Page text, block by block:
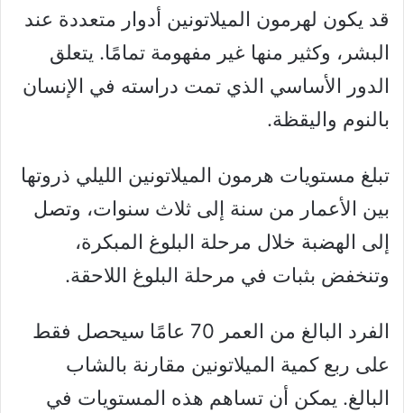
قد يكون لهرمون الميلاتونين أدوار متعددة عند
البشر، وكثير منها غير مفهومة تمامًا. يتعلق
الدور الأساسي الذي تمت دراسته في الإنسان
بالنوم واليقظة.
تبلغ مستويات هرمون الميلاتونين الليلي ذروتها
بين الأعمار من سنة إلى ثلاث سنوات، وتصل
إلى الهضبة خلال مرحلة البلوغ المبكرة،
وتنخفض بثبات في مرحلة البلوغ اللاحقة.
الفرد البالغ من العمر 70 عامًا سيحصل فقط
على ربع كمية الميلاتونين مقارنة بالشاب
البالغ. يمكن أن تساهم هذه المستويات في